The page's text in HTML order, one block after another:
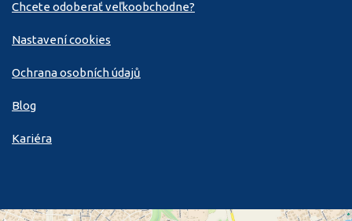
Chcete odoberať veľkoobchodne?
Nastavení cookies
Ochrana osobních údajů
Blog
Kariéra